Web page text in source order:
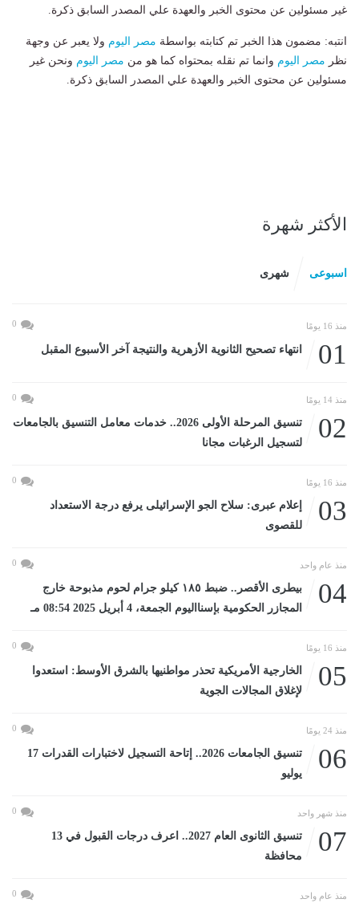
غير مسئولين عن محتوى الخبر والعهدة علي المصدر السابق ذكرة.
انتبه: مضمون هذا الخبر تم كتابته بواسطة مصر اليوم ولا يعبر عن وجهة
نظر مصر اليوم وانما تم نقله بمحتواه كما هو من مصر اليوم ونحن غير
مسئولين عن محتوى الخبر والعهدة علي المصدر السابق ذكرة.
الأكثر شهرة
اسبوعى شهرى
منذ 16 يومًا 0
01 انتهاء تصحيح الثانوية الأزهرية والنتيجة آخر الأسبوع المقبل
منذ 14 يومًا 0
02
تنسيق المرحلة الأولى 2026.. خدمات معامل التنسيق بالجامعات
لتسجيل الرغبات مجانا
منذ 16 يومًا 0
03
إعلام عبرى: سلاح الجو الإسرائيلى يرفع درجة الاستعداد
للقصوى
منذ عام واحد 0
04
بيطرى الأقصر.. ضبط ١٨٥ كيلو جرام لحوم مذبوحة خارج
المجازر الحكومية بإسنااليوم الجمعة، 4 أبريل 2025 08:54 مـ
منذ 16 يومًا 0
05
الخارجية الأمريكية تحذر مواطنيها بالشرق الأوسط: استعدوا
لإغلاق المجالات الجوية
منذ 24 يومًا 0
06
تنسيق الجامعات 2026.. إتاحة التسجيل لاختبارات القدرات 17
يوليو
منذ شهر واحد 0
07
تنسيق الثانوى العام 2027.. اعرف درجات القبول في 13
محافظة
منذ عام واحد 0